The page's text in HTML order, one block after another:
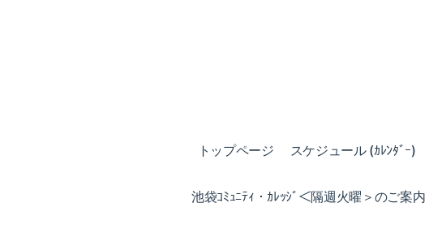
トップページ スケジュール (ｶﾚﾝﾀﾞｰ)
池袋ｺﾐｭﾆﾃｨ・ｶﾚｯｼﾞ＜隔週火曜＞のご案内